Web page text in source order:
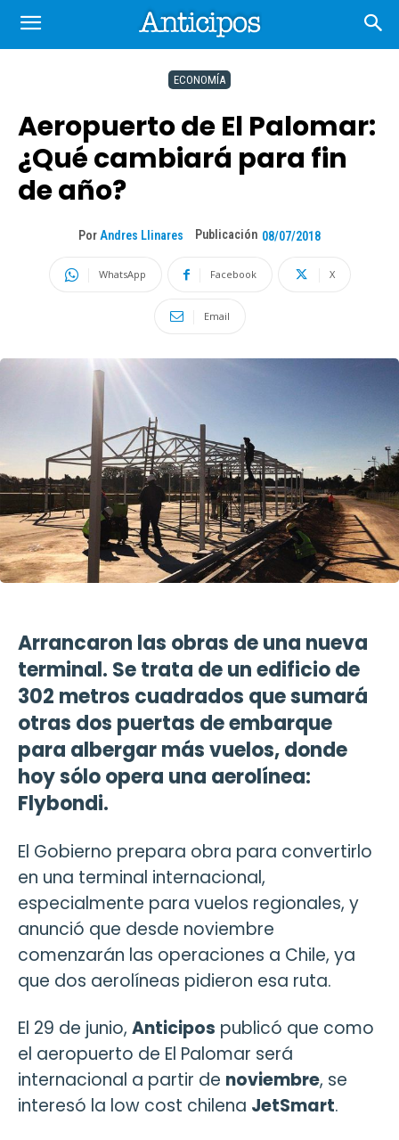
ECONOMÍA
Aeropuerto de El Palomar:
¿Qué cambiará para fin
de año?
Por Andres Llinares Publicación 08/07/2018
WhatsApp Facebook X
Email
Arrancaron las obras de una nueva
terminal. Se trata de un edificio de
302 metros cuadrados que sumará
otras dos puertas de embarque
para albergar más vuelos, donde
hoy sólo opera una aerolínea:
Flybondi.
El Gobierno prepara obra para convertirlo
en una terminal internacional,
especialmente para vuelos regionales, y
anunció que desde noviembre
comenzarán las operaciones a Chile, ya
que dos aerolíneas pidieron esa ruta.
El 29 de junio, Anticipos publicó que como
el aeropuerto de El Palomar será
internacional a partir de noviembre, se
interesó la low cost chilena JetSmart.